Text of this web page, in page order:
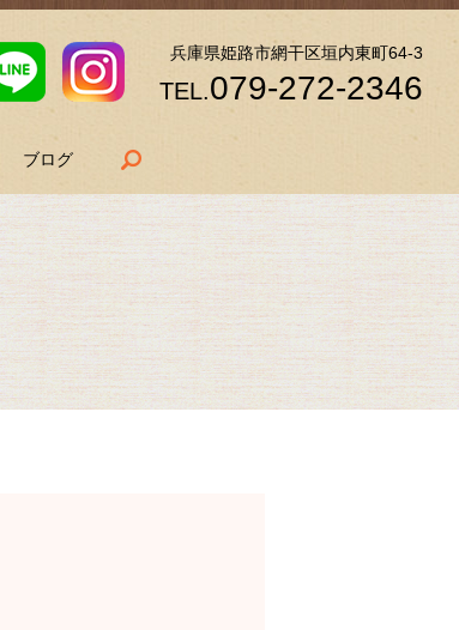
兵庫県姫路市網干区垣内東町64-3
TEL.079-272-2346
ブログ